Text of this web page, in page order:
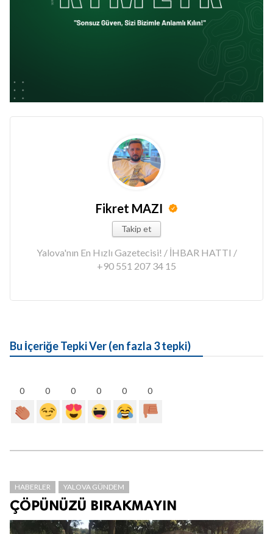
Fikret MAZI
Takip et
Yalova'nın En Hızlı Gazetecisi! / İHBAR HATTI /
+90 551 207 34 15
Bu İçeriğe Tepki Ver (en fazla 3 tepki)
0 0 0 0 0 0
HABERLER YALOVA GÜNDEM
ÇÖPÜNÜZÜ BIRAKMAYIN